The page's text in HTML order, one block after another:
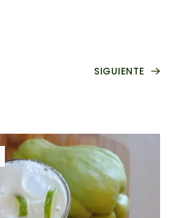
SIGUIENTE